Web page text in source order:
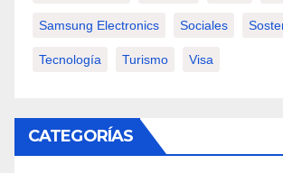
Samsung Electronics Sociales
Tecnología Turismo Visa
CATEGORÍAS